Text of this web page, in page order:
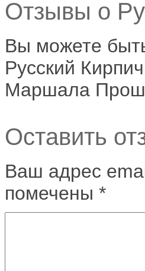
Отзывы о
Вы можете
Русский
Маршала
Оставить
Ваш адрес
помечены *